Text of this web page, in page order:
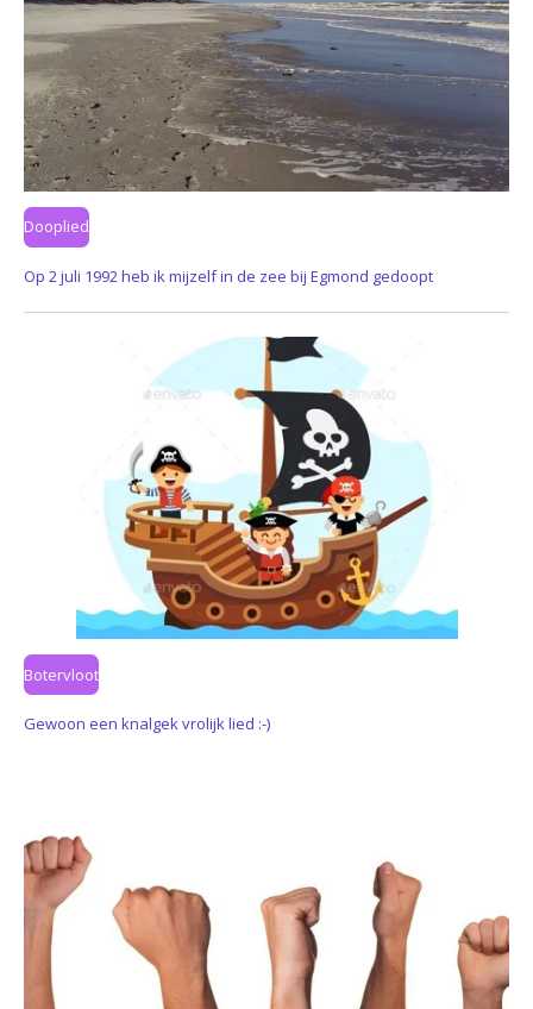
Dooplied
Op 2 juli 1992 heb ik mijzelf in de zee bij Egmond gedoopt
Botervloot
Gewoon een knalgek vrolijk lied :-)